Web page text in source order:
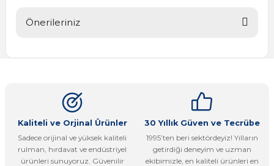
Önerileriniz
Görüş ve önerileriniz için teşekkür ederiz.
Ürün resmi kalitesiz, bozuk veya görüntülenemiyor.
Ürün açıklamasında eksik bilgiler bulunuyor.
Ürün bilgilerinde hatalar bulunuyor.
Kaliteli ve Orjinal Ürünler
Sadece orijinal ve yüksek kaliteli
rulman, hırdavat ve endüstriyel
ürünleri sunuyoruz. Güvenilir
30 Yıllık Güven ve Tecrübe
1995’ten beri sektördeyiz! Yılların
getirdiği deneyim ve uzman
ekibimizle, en kaliteli ürünleri en